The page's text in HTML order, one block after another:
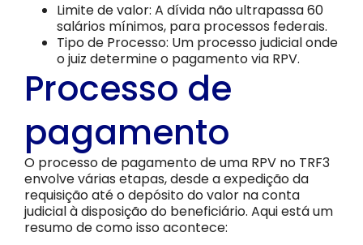
Limite de valor: A dívida não ultrapassa 60
salários mínimos, para processos federais.
Tipo de Processo: Um processo judicial onde
o juiz determine o pagamento via RPV.
Processo de
pagamento
O processo de pagamento de uma RPV no TRF3
envolve várias etapas, desde a expedição da
requisição até o depósito do valor na conta
judicial à disposição do beneficiário. Aqui está um
resumo de como isso acontece: